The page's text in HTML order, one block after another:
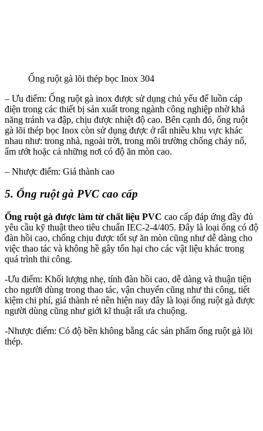
Ống ruột gà lõi thép bọc Inox 304
– Ưu điểm: Ống ruột gà inox được sử dụng chủ yếu để luồn cáp
điện trong các thiết bị sản xuất trong ngành công nghiệp nhờ khả
năng tránh va đập, chịu được nhiệt độ cao. Bên cạnh đó, ống ruột
gà lõi thép bọc Inox còn sử dụng được ở rất nhiều khu vực khác
nhau như: trong nhà, ngoài trời, trong môi trường chống cháy nổ,
ẩm ướt hoặc cả những nơi có độ ăn mòn cao.
– Nhược điểm: Giá thành cao
5. Ống ruột gà PVC cao cấp
Ống ruột gà được làm từ chất liệu PVC cao cấp đáp ứng đầy đủ
yêu cầu kỹ thuật theo tiêu chuẩn IEC-2-4/405. Đây là loại ống có độ
đàn hồi cao, chống chịu được tốt sự ăn mòn cũng như dễ dàng cho
việc thao tác và không hề gây tổn hại cho các vật liệu khác trong
quá trình thi công.
-Ưu điểm: Khối lượng nhẹ, tính đàn hồi cao, dễ dàng và thuận tiện
cho người dùng trong thao tác, vận chuyển cũng như thi công, tiết
kiệm chi phí, giá thành rẻ nên hiện nay đây là loại ống ruột gà được
người dùng cũng như giới kĩ thuật rất ưa chuộng.
-Nhược điểm: Có độ bền không bằng các sản phẩm ống ruột gà lõi
thép.